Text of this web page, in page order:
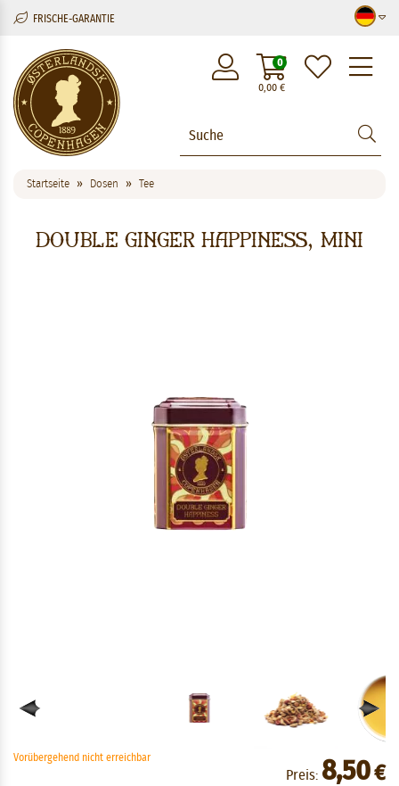
FRISCHE-GARANTIE
0,00€
0
Startseite Dosen Tee
Double Ginger Happiness, mini
Vorübergehend nicht erreichbar
Preis: 8,50€